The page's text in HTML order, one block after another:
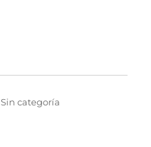
Categorías
Sin categoría